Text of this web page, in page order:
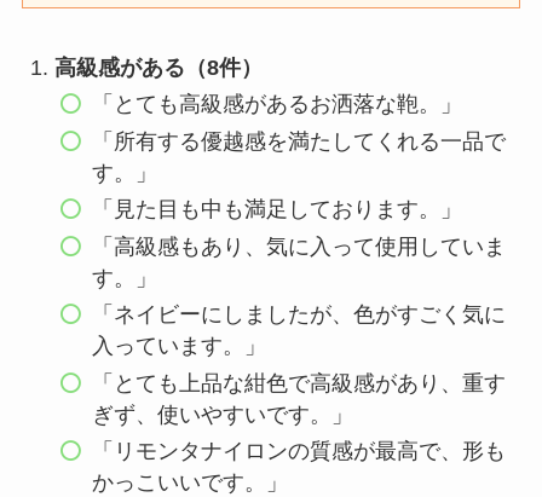
高級感がある（8件）
「とても高級感があるお洒落な鞄。」
「所有する優越感を満たしてくれる一品で
す。」
「見た目も中も満足しております。」
「高級感もあり、気に入って使用していま
す。」
「ネイビーにしましたが、色がすごく気に
入っています。」
「とても上品な紺色で高級感があり、重す
ぎず、使いやすいです。」
「リモンタナイロンの質感が最高で、形も
かっこいいです。」